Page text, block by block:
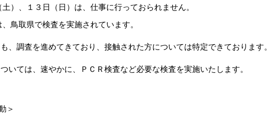
）、１３日（日）は、仕事に行っておられません。
鳥取県で検査を実施されています。
、調査を進めてきており、接触された方については特定できております。
いては、速やかに、ＰＣＲ検査など必要な検査を実施いたします。
＞